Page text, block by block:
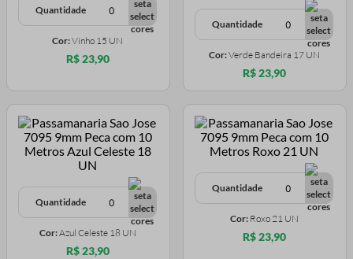
Quantidade
Cor:Vinho 15 UN
R$ 23,90
Quantidade
Cor:Verde Bandeira 17 UN
R$ 23,90
Quantidade
Cor:Azul Celeste 18 UN
R$ 23,90
Quantidade
Cor: Roxo 21 UN
R$ 23,90